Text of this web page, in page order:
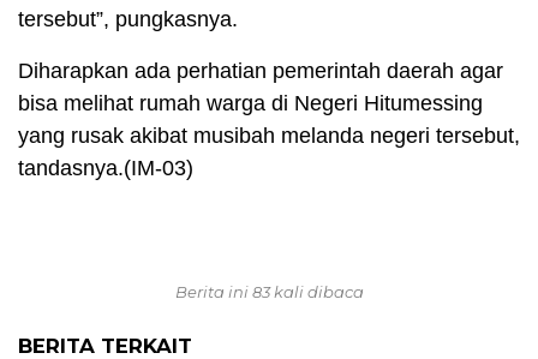
tersebut”, pungkasnya.
Diharapkan ada perhatian pemerintah daerah agar
bisa melihat rumah warga di Negeri Hitumessing
yang rusak akibat musibah melanda negeri tersebut,
tandasnya.(IM-03)
Berita ini 83 kali dibaca
BERITA TERKAIT